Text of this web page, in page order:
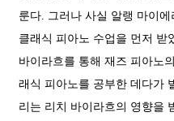
룬다. 그러나 사실 알랭 마이
클래식 피아노 수업을 먼저 받
바이라흐를 통해 재즈 피아노
래식 피아노를 공부한 데다가
리는 리치 바이라흐의 영향을